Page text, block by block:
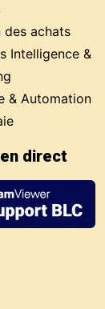
des achats
Intelligence &
& Automation
direct